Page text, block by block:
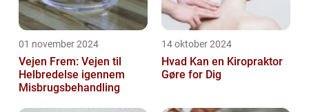
01 november 2024
Vejen Frem: Vejen til
Helbredelse igennem
Misbrugsbehandling
14 oktober 2024
Hvad Kan en Kiropraktor
Gøre for Dig